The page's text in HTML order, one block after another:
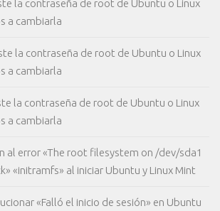
la contraseña de root de Ubuntu o Linux
a cambiarla
la contraseña de root de Ubuntu o Linux
a cambiarla
la contraseña de root de Ubuntu o Linux
a cambiarla
al error «The root filesystem on /dev/sda1
«initramfs» al iniciar Ubuntu y Linux Mint
«Falló el inicio de sesión» en Ubuntu